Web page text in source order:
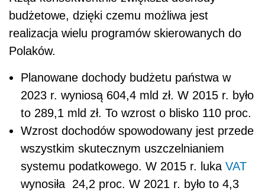
budżetowe, dzięki czemu możliwa jest
realizacja wielu programów skierowanych do
Polaków.
Planowane dochody budżetu państwa w
2023 r. wyniosą 604,4 mld zł. W 2015 r. było
to 289,1 mld zł. To wzrost o blisko 110 proc.
Wzrost dochodów spowodowany jest przede
wszystkim skutecznym uszczelnianiem
systemu podatkowego. W 2015 r. luka VAT
wynosiła 24,2 proc. W 2021 r. było to 4,3